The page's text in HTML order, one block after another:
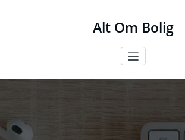
Alt Om Bolig